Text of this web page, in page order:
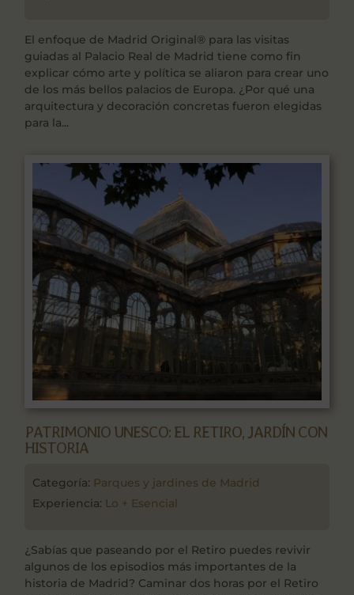
El enfoque de Madrid Original® para las visitas
guiadas al Palacio Real de Madrid tiene como fin
explicar cómo arte y política se aliaron para crear uno
de los más bellos palacios de Europa. ¿Por qué una
arquitectura y decoración concretas fueron elegidas
para la...
PATRIMONIO UNESCO: EL RETIRO, JARDÍN CON
HISTORIA
Categoría: Parques y jardines de Madrid
Experiencia: Lo + Esencial
¿Sabías que paseando por el Retiro puedes revivir
algunos de los episodios más importantes de la
historia de Madrid? Caminar dos horas por el Retiro